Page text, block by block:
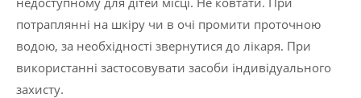
потраплянні на шкіру чи в очі промити проточною
водою, за необхідності звернутися до лікаря. При
використанні застосовувати засоби індивідуального
захисту.